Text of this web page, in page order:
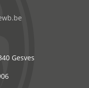
Gesves